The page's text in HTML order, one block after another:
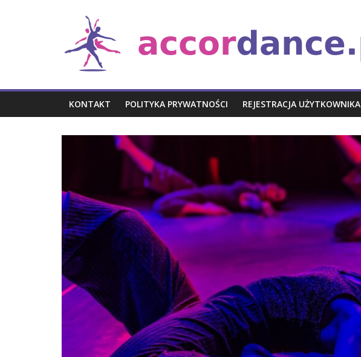
Taniec
i
muzyka
KONTAKT POLITYKA PRYWATNOŚCI REJESTRACJA UŻYTKOWNIKA